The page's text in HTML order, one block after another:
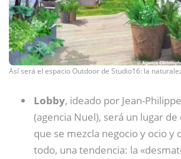
Así será el espacio Outdoor de Studio16: la
Lobby, ideado por Jean-
(agencia Nuel), será un lugar
que se mezcla negocio y ocio y
todo, una tendencia: la